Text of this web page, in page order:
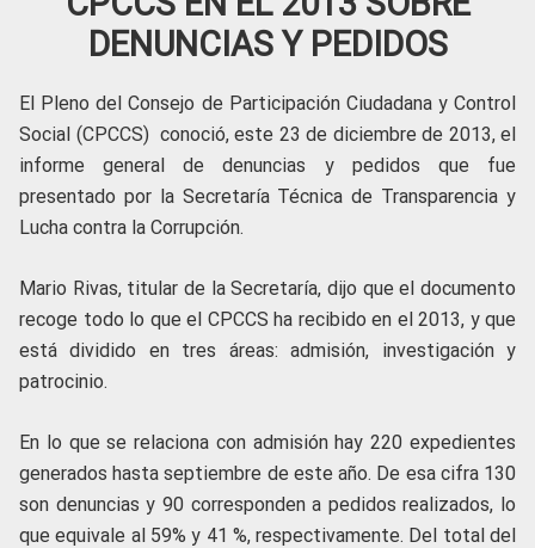
DENUNCIAS Y PEDIDOS
El Pleno del Consejo de Participación Ciudadana y Control
Social (CPCCS) conoció, este 23 de diciembre de 2013, el
informe general de denuncias y pedidos que fue
presentado por la Secretaría Técnica de Transparencia y
Lucha contra la Corrupción.
Mario Rivas, titular de la Secretaría, dijo que el documento
recoge todo lo que el CPCCS ha recibido en el 2013, y que
está dividido en tres áreas: admisión, investigación y
patrocinio.
En lo que se relaciona con admisión hay 220 expedientes
generados hasta septiembre de este año. De esa cifra 130
son denuncias y 90 corresponden a pedidos realizados, lo
que equivale al 59% y 41 %, respectivamente. Del total del